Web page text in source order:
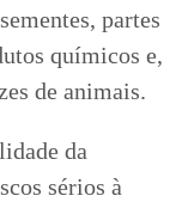
partes
químicos e,
de animais.
da
sérios à